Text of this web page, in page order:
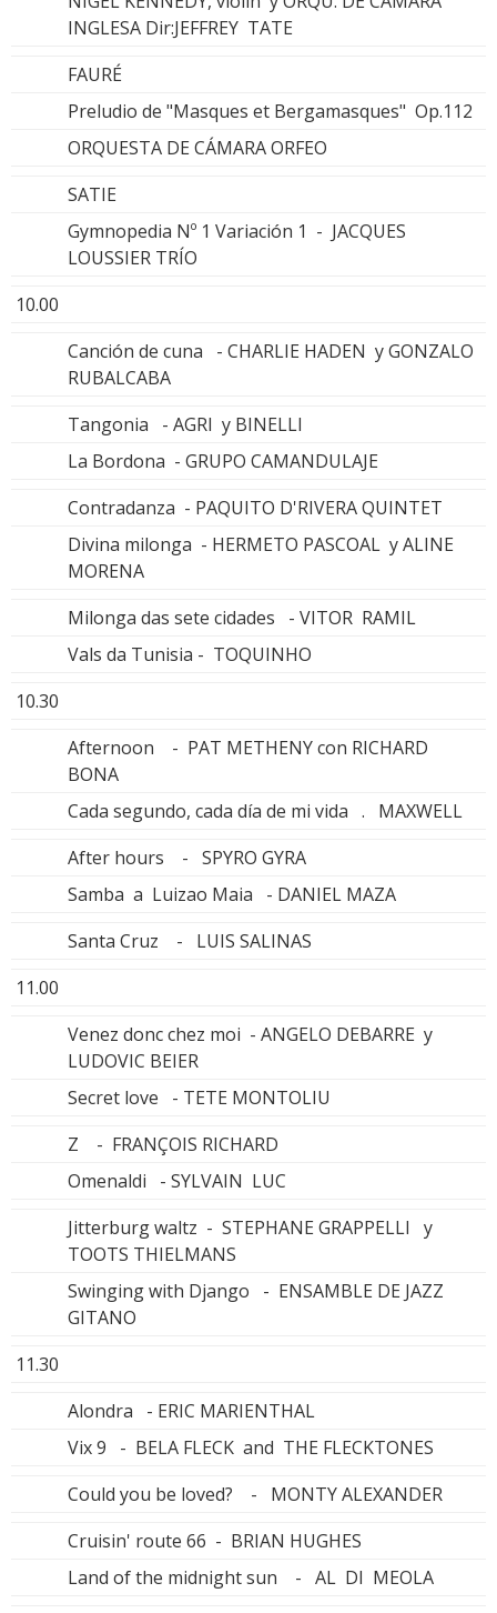
INGLESA Dir:JEFFREY TATE
FAURÉ
Preludio de "Masques et Bergamasques" Op.112
ORQUESTA DE CÁMARA ORFEO
SATIE
Gymnopedia Nº 1 Variación 1 - JACQUES
LOUSSIER TRÍO
10.00
Canción de cuna - CHARLIE HADEN y GONZALO
RUBALCABA
Tangonia - AGRI y BINELLI
La Bordona - GRUPO CAMANDULAJE
Contradanza - PAQUITO D'RIVERA QUINTET
Divina milonga - HERMETO PASCOAL y ALINE
MORENA
Milonga das sete cidades - VITOR RAMIL
Vals da Tunisia - TOQUINHO
10.30
Afternoon - PAT METHENY con RICHARD
BONA
Cada segundo, cada día de mi vida . MAXWELL
After hours - SPYRO GYRA
Samba a Luizao Maia - DANIEL MAZA
Santa Cruz - LUIS SALINAS
11.00
Venez donc chez moi - ANGELO DEBARRE y
LUDOVIC BEIER
Secret love - TETE MONTOLIU
Z - FRANÇOIS RICHARD
Omenaldi - SYLVAIN LUC
Jitterburg waltz - STEPHANE GRAPPELLI y
TOOTS THIELMANS
Swinging with Django - ENSAMBLE DE JAZZ
GITANO
11.30
Alondra - ERIC MARIENTHAL
Vix 9 - BELA FLECK and THE FLECKTONES
Could you be loved? - MONTY ALEXANDER
Cruisin' route 66 - BRIAN HUGHES
Land of the midnight sun - AL DI MEOLA